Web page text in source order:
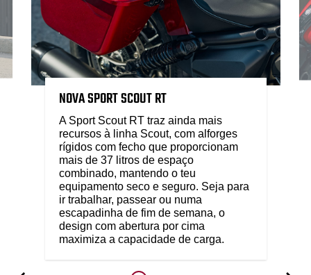
NOVA SPORT SCOUT RT
A Sport Scout RT traz ainda mais
recursos à linha Scout, com alforges
rígidos com fecho que proporcionam
mais de 37 litros de espaço
combinado, mantendo o teu
equipamento seco e seguro. Seja para
ir trabalhar, passear ou numa
escapadinha de fim de semana, o
design com abertura por cima
maximiza a capacidade de carga.